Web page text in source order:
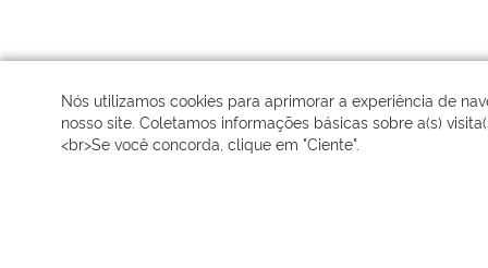
Nós utilizamos cookies para aprimorar a experiência de
nosso site. Coletamos informações básicas sobre a(s)
<br>Se você concorda, clique em "Ciente".